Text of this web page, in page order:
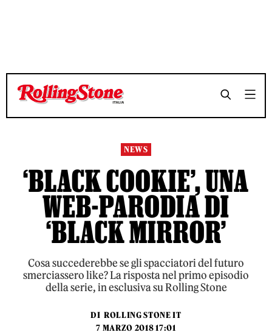
NEWS
‘BLACK COOKIE’, UNA
WEB-PARODIA DI
‘BLACK MIRROR’
Cosa succederebbe se gli spacciatori del futuro
smerciassero like? La risposta nel primo episodio
della serie, in esclusiva su Rolling Stone
DI ROLLING STONE IT
7 MARZO 2018 17:01